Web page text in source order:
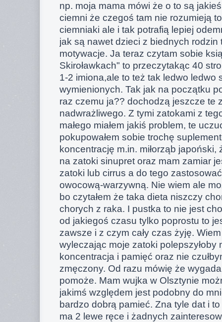
np. moja mama mówi że o to są
ciemni że czegoś tam nie rozumieją
ciemniaki ale i tak potrafią lepiej
jak są nawet dzieci z biednych rodzin
motywacje. Ja teraz czytam sobie
Skiroławkach" to przeczytakąc 40
1-2 imiona,ale to też tak ledwo ledwo
wymienionych. Tak jak na początku
raz czemu ja?? dochodzą jeszcze te
nadwrażliwego. Z tymi zatokami z
małego miałem jakiś problem, te
pokupowałem sobie trochę
koncentrację m.in. miłorząb
na zatoki sinupret oraz mam zamiar
zatoki lub cirrus a do tego
owocową-warzywną. Nie wiem ale
bo czytałem że taka dieta niszczy
chorych z raka. I pustka to nie jest
od jakiegoś czasu tylko poprostu to
zawsze i z czym cały czas żyję.
wyleczając moje zatoki polepszyłoby
koncentracja i pamięć oraz nie
zmęczony. Od razu mówię że
pomoże. Mam wujka w Olsztynie
jakimś względem jest podobny do
bardzo dobrą pamieć. Zna tyle dat i
ma 2 lewe ręce i żadnych